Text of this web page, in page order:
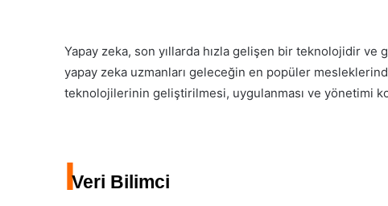
Yapay zeka, son yıllarda hızla gelişen bir teknolojidir
yapay zeka uzmanları geleceğin en popüler
teknolojilerinin geliştirilmesi, uygulanması ve yönetimi
IVeri Bilimci